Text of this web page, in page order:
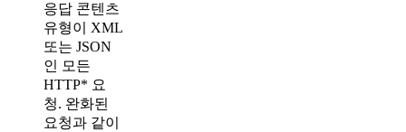
응답 콘텐츠
유형이 XML
또는 JSON
인 모든
HTTP* 요
청. 완화된
요청과 같이